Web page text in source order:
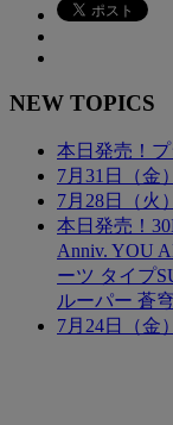
NEW TOPICS
本日発売！
7月31日（金
7月28日（火
本日発売！
Anniv. YOU
ーツ タイプ
ルーパー 蒼
7月24日（金